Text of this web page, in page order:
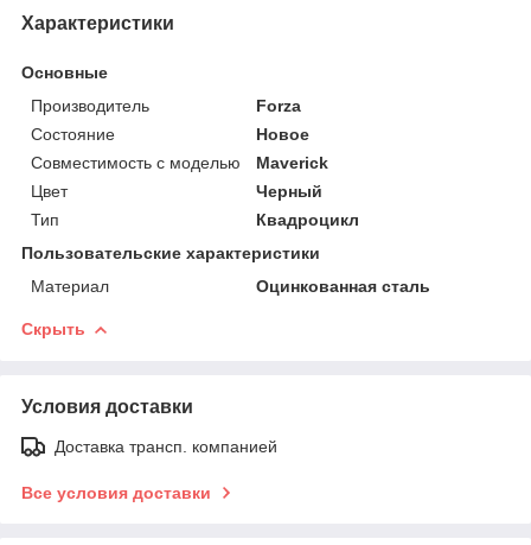
Характеристики
Основные
Производитель
Forza
Состояние
Новое
Совместимость с моделью
Maverick
Цвет
Черный
Тип
Квадроцикл
Пользовательские характеристики
Материал
Оцинкованная сталь
Скрыть
Условия доставки
Доставка трансп. компанией
Все условия доставки